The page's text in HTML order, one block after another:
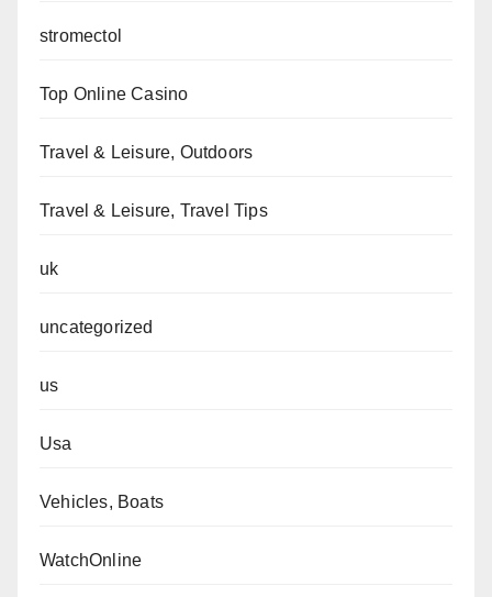
stromectol
Top Online Casino
Travel & Leisure, Outdoors
Travel & Leisure, Travel Tips
uk
uncategorized
us
Usa
Vehicles, Boats
WatchOnline